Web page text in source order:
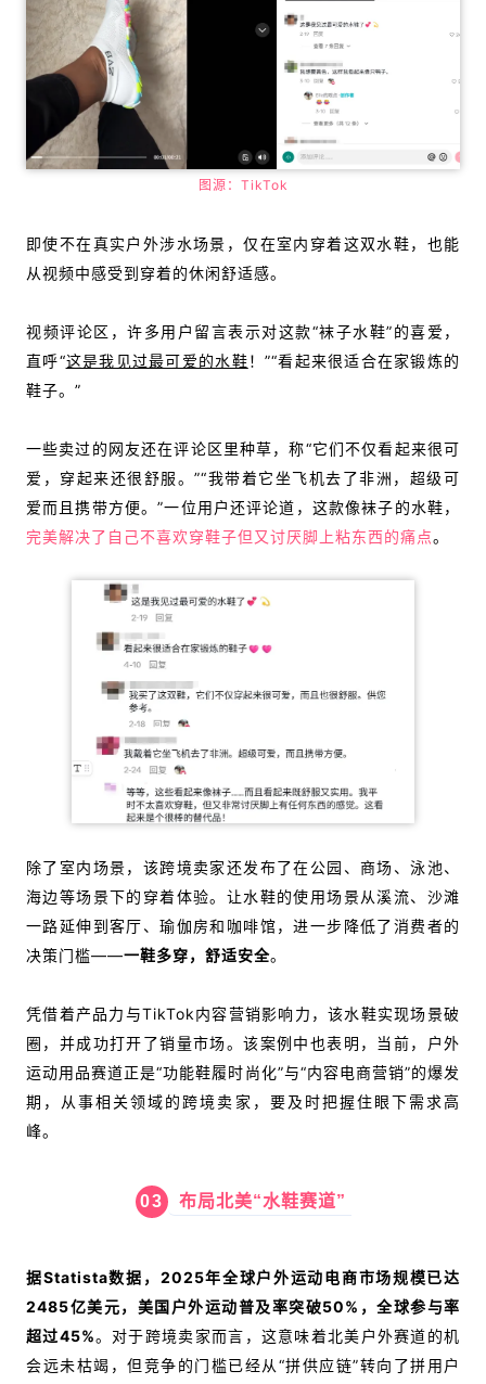
图源：TikTok
即使不在真实户外涉水场景，仅在室内穿着这双水鞋，也能
从视频中感受到穿着的休闲舒适感。
视频评论区，许多用户留言表示对这款“袜子水鞋”的喜爱，
直呼“这是我见过最可爱的水鞋！”“看起来很适合在家锻炼的
鞋子。”
一些卖过的网友还在评论区里种草，称“它们不仅看起来很可
爱，穿起来还很舒服。”“我带着它坐飞机去了非洲，超级可
爱而且携带方便。”一位用户还评论道，这款像袜子的水鞋，
完美解决了自己不喜欢穿鞋子但又讨厌脚上粘东西的痛点。
除了室内场景，该跨境卖家还发布了在公园、商场、泳池、
海边等场景下的穿着体验。让水鞋的使用场景从溪流、沙滩
一路延伸到客厅、瑜伽房和咖啡馆，进一步降低了消费者的
决策门槛——一鞋多穿，舒适安全。
凭借着产品力与TikTok内容营销影响力，该水鞋实现场景破
圈，并成功打开了销量市场。该案例中也表明，当前，户外
运动用品赛道正是“功能鞋履时尚化”与“内容电商营销”的爆发
期，从事相关领域的跨境卖家，要及时把握住眼下需求高
峰。
03 布局北美“水鞋赛道”
据Statista数据，2025年全球户外运动电商市场规模已达
2485亿美元，美国户外运动普及率突破50%，全球参与率
超过45%。对于跨境卖家而言，这意味着北美户外赛道的机
会远未枯竭，但竞争的门槛已经从“拼供应链”转向了拼用户